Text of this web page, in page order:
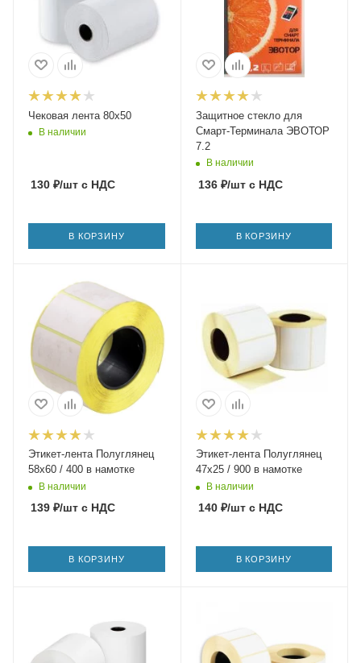
Чековая лента 80х50
В наличии
130 ₽/шт с НДС
В КОРЗИНУ
Защитное стекло для
Смарт-Терминала ЭВОТОР
7.2
В наличии
136₽/штс НДС
В КОРЗИНУ
Этикет-лента Полуглянец
58х60 / 400 в намотке
В наличии
139 ₽/шт с НДС
В КОРЗИНУ
Этикет-лента Полуглянец
47х25 / 900 в намотке
В наличии
140₽/штс НДС
В КОРЗИНУ